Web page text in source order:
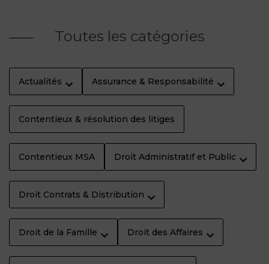
Toutes les catégories
Actualités Assurance & Responsabilité
Contentieux & résolution des litiges
Contentieux MSA Droit Administratif et Public
Droit Contrats & Distribution
Droit de la Famille Droit des Affaires